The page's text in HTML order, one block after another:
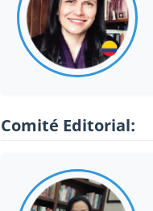
Comité Editorial: